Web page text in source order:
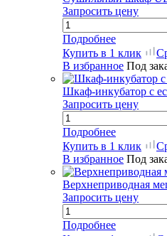
Запросить цену
Подробнее
Купить в 1 клик
В избранное Под
Шкаф-инкубатор с
Запросить цену
Подробнее
Купить в 1 клик
В избранное Под
Верхнеприводная
Запросить цену
Подробнее